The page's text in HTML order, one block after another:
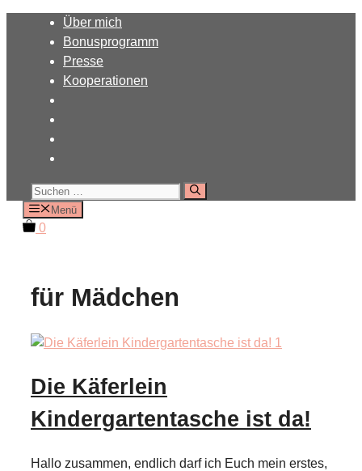
springen
Über mich
Bonusprogramm
Presse
Kooperationen
Suchen
nach:Menü
0
für Mädchen
Die Käferlein
Kindergartentasche ist da!
Hallo zusammen, endlich darf ich Euch mein erstes,